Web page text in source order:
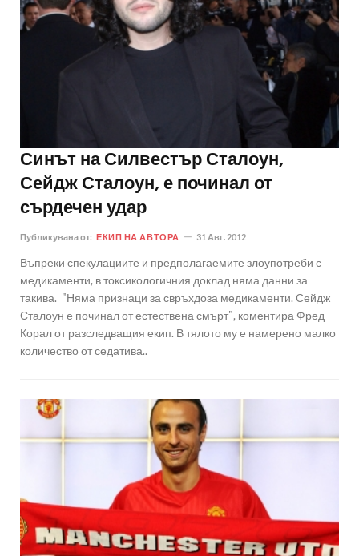
Синът на Силвестър Сталоун,
Сейдж Сталоун, е починал от
сърдечен удар
Публикувана от: ЕКИП НА АВТОРА 31 Авг. 2012
Въпреки спекулациите и предполагаемите злоупотреби с
медикаменти, в токсикологичния доклад няма данни за
такива. "Няма признаци за свръхдоза медикаменти. Сейдж
Сталоун е починал от естествена смърт", коментира Фред
Корал от разследващия екип. В тялото му е намерено малко
количество от седатива..